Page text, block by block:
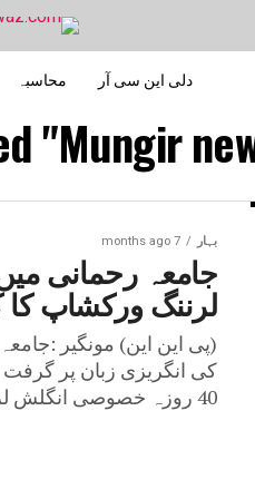
دلی این سی آر محاسبہ
"Mungir
بہار 7 months ago
لرننگ ورکشاپ کا
(پی این این) مونگیر
کی انگریزی زبان پر
40 روزہ خصوصی انگلش لرننگ ورکشاپ...